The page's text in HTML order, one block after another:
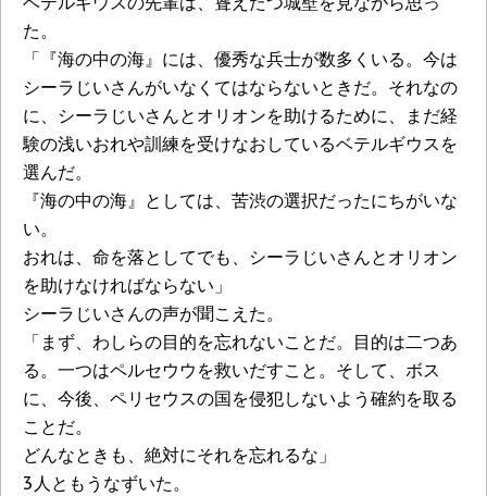
た。
「『海の中の海』には、優秀な兵士が数多くいる。今は
シーラじいさんがいなくてはならないときだ。それなの
に、シーラじいさんとオリオンを助けるために、まだ経
験の浅いおれや訓練を受けなおしているベテルギウスを
選んだ。
『海の中の海』としては、苦渋の選択だったにちがいな
い。
おれは、命を落としてでも、シーラじいさんとオリオン
を助けなければならない」
シーラじいさんの声が聞こえた。
「まず、わしらの目的を忘れないことだ。目的は二つあ
る。一つはペルセウウを救いだすこと。そして、ボス
に、今後、ペリセウスの国を侵犯しないよう確約を取る
ことだ。
どんなときも、絶対にそれを忘れるな」
3人ともうなずいた。